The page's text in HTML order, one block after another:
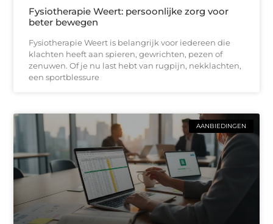
Fysiotherapie Weert: persoonlijke zorg voor
beter bewegen
Fysiotherapie Weert is belangrijk voor iedereen die
klachten heeft aan spieren, gewrichten, pezen of
zenuwen. Of je nu last hebt van rugpijn, nekklachten,
een sportblessure
AANBIEDINGEN